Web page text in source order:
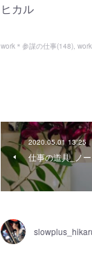
ヒカル
work＊参謀の仕事(148)
2020.05.01 13:25
仕事の道具_ノ